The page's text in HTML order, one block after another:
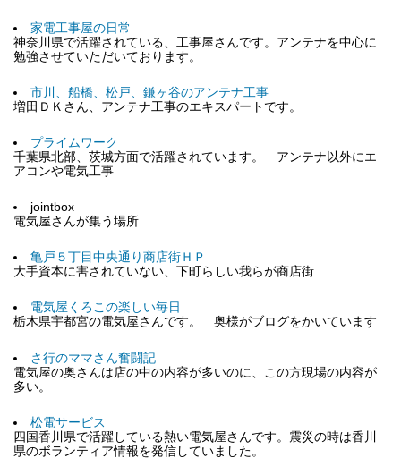
家電工事屋の日常
神奈川県で活躍されている、工事屋さんです。アンテナを中心に
勉強させていただいております。
市川、船橋、松戸、鎌ヶ谷のアンテナ工事
増田ＤＫさん、アンテナ工事のエキスパートです。
プライムワーク
千葉県北部、茨城方面で活躍されています。 アンテナ以外にエ
アコンや電気工事
jointbox
電気屋さんが集う場所
亀戸５丁目中央通り商店街ＨＰ
大手資本に害されていない、下町らしい我らが商店街
電気屋くろこの楽しい毎日
栃木県宇都宮の電気屋さんです。 奥様がブログをかいています
さ行のママさん奮闘記
電気屋の奥さんは店の中の内容が多いのに、この方現場の内容が
多い。
松電サービス
四国香川県で活躍している熱い電気屋さんです。震災の時は香川
県のボランティア情報を発信していました。